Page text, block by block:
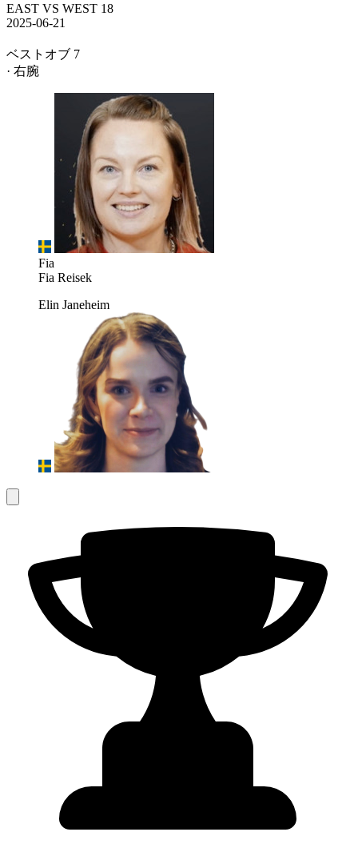
EAST VS WEST 18
2025-06-21
ベストオブ 7
· 右腕
Fia
Fia Reisek
Elin Janeheim